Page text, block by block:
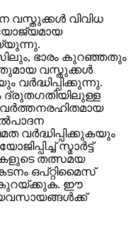
വസ്തുക്കൾ വിവിധ
ഭാരം കുറഞ്ഞതും
വസ്തുക്കൾ
ദ്രുതഗതിയിലുള്ള
വർദ്ധിപ്പിക്കുകയും
സ്മാർട്ട്
തത്സമയ
ഒപ്റ്റിമൈസ്
കുറയ്ക്കുക. ഈ